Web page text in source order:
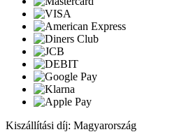
Kiszállítási díj: Magyarország